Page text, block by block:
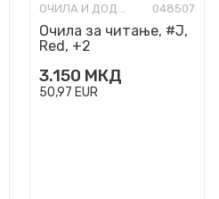
ОЧИЛА И ДОДАТОЦИ 048507
Очила за читање, #J,
Red, +2
3.150 МКД
50,97 EUR